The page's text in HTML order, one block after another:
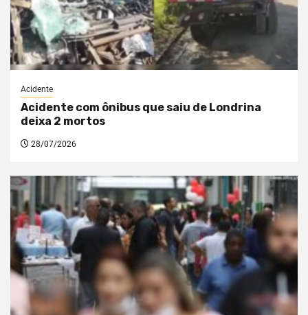
Acidente
Acidente com ônibus que saiu de Londrina
deixa 2 mortos
28/07/2026